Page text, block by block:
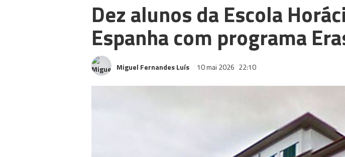
Dez alunos da Escola
Espanha com programa
Miguel Fernandes Luís 10 mai 2026 22:10